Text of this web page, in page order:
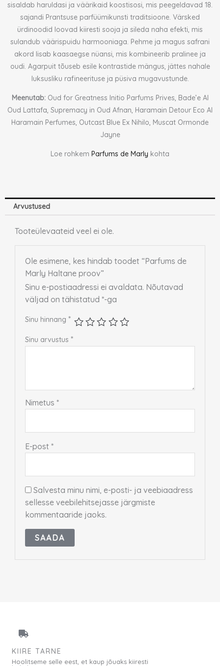
sisaldab haruldasi ja väärikaid koostisosi, mis peegeldavad 18.
sajandi Prantsuse parfüümikunsti traditsioone. Värsked
ürdinoodid loovad kiiresti sooja ja sileda naha efekti, mis
sulandub väärispuidu harmooniaga. Pehme ja magus safrani
akord lisab kaasaegse nüansi, mis kombineerib pralinee ja
oudi. Agarpuit tõuseb esile kontrastide mängus, jättes nahale
luksusliku rafineerituse ja püsiva mugavustunde.
Meenutab:Oud for Greatness Initio Parfums Prives, Bade’e Al
Oud Lattafa, Supremacy in Oud Afnan, Haramain Detour Eco Al
Haramain Perfumes, Outcast Blue Ex Nihilo, Muscat Ormonde
Jayne
Loe rohkem Parfums de Marly kohta
Arvustused
Tooteülevaateid veel ei ole.
Ole esimene, kes hindab toodet “Parfums de
Marly Haltane proov”
Sinu e-postiaadressi ei avaldata. Nõutavad
väljad on tähistatud*-ga
Sinu hinnang*
Sinu arvustus*
Nimetus*
E-post*
Salvesta minu nimi, e-posti- ja veebiaadress
sellesse veebilehitsejasse järgmiste
kommentaaride jaoks.
KIIRE TARNE
Hoolitseme selle eest, et kaup jõuaks kiiresti